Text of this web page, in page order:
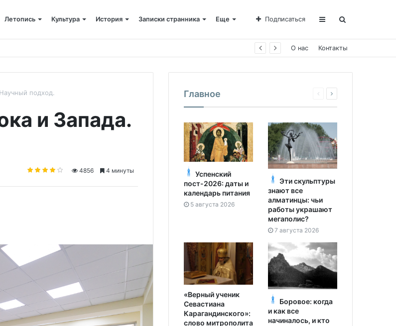
Летопись Культура История Записки странника Еще Подписаться
О нас Контакты
подход.
и Запада.
4856 4 минуты
Главное
Успенский
пост-2026: даты и
календарь питания
5 августа 2026
Эти скульптуры
знают все
алматинцы: чьи
работы украшают
мегаполис?
7 августа 2026
«Верный ученик
Севастиана
Карагандинского»:
слово митрополита
Боровое: когда
и как все
начиналось, и кто